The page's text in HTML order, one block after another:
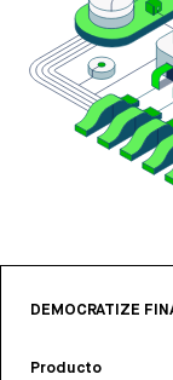
DEMOCRATIZE
Producto